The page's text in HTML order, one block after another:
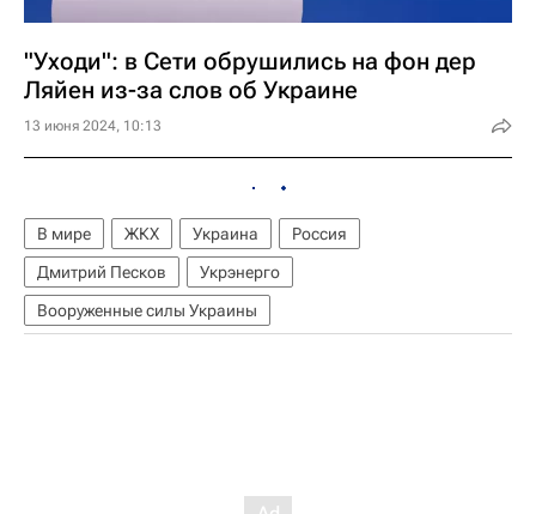
"Уходи": в Сети обрушились на фон дер
Ляйен из-за слов об Украине
13 июня 2024, 10:13
В мире ЖКХ Украина
Россия
Дмитрий Песков
Укрэнерго
Вооруженные силы Украины